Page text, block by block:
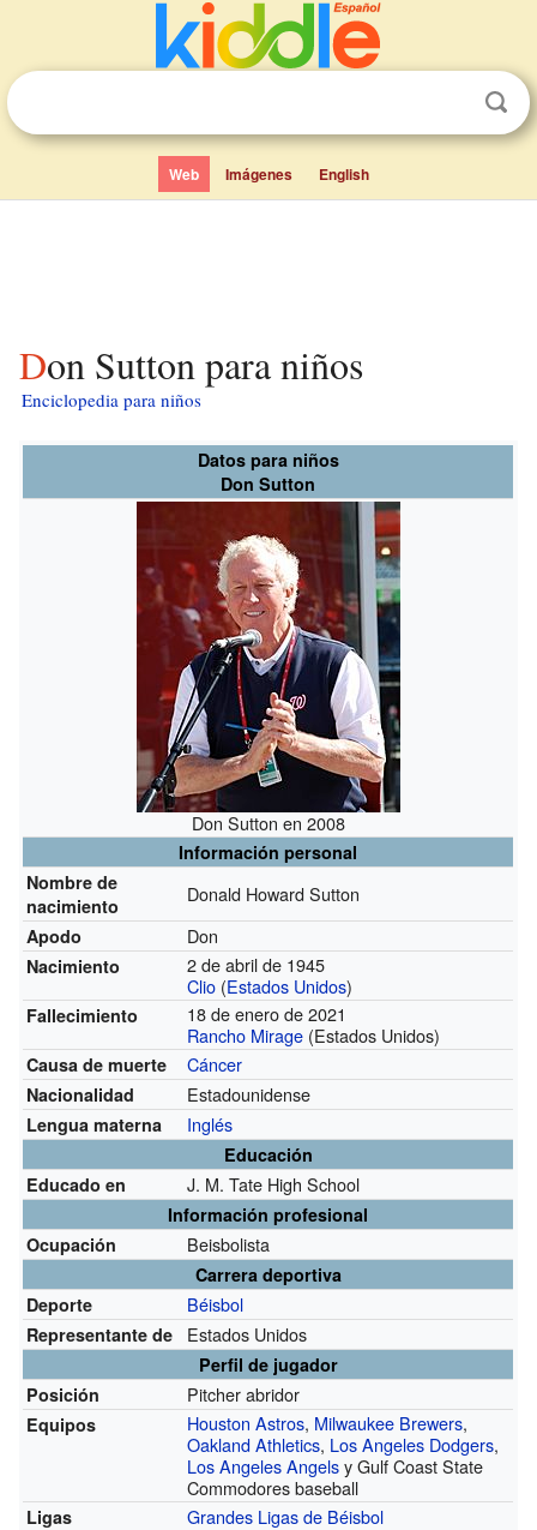
Web Imágenes English
Don Sutton para niños
Enciclopedia para niños
Datos para niños
Don Sutton
Don Sutton en 2008
Información personal
Nombre de
nacimiento
Donald Howard Sutton
Apodo Don
Nacimiento
2 de abril de 1945
Clio (Estados Unidos)
Fallecimiento
18 de enero de 2021
Rancho Mirage (Estados Unidos)
Causa de muerte Cáncer
Nacionalidad Estadounidense
Lengua materna Inglés
Educación
Educado en
J. M. Tate High School
Información profesional
Ocupación
Beisbolista
Carrera deportiva
Deporte
Béisbol
Representante de Estados Unidos
Perfil de jugador
Posición
Pitcher abridor
Equipos Houston Astros, Milwaukee Brewers,
Oakland Athletics, Los Angeles Dodgers,
Los Angeles Angelsy Gulf Coast State
Commodores baseball
Ligas Grandes Ligas de Béisbol